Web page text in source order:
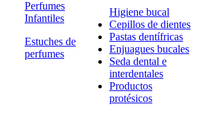
Perfumes
Infantiles
Estuches de
perfumes
Higiene bucal
Cepillos de dientes
Pastas dentífricas
Enjuagues bucales
Seda dental e
interdentales
Productos
protésicos